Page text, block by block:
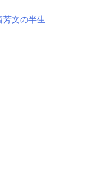
文の半生